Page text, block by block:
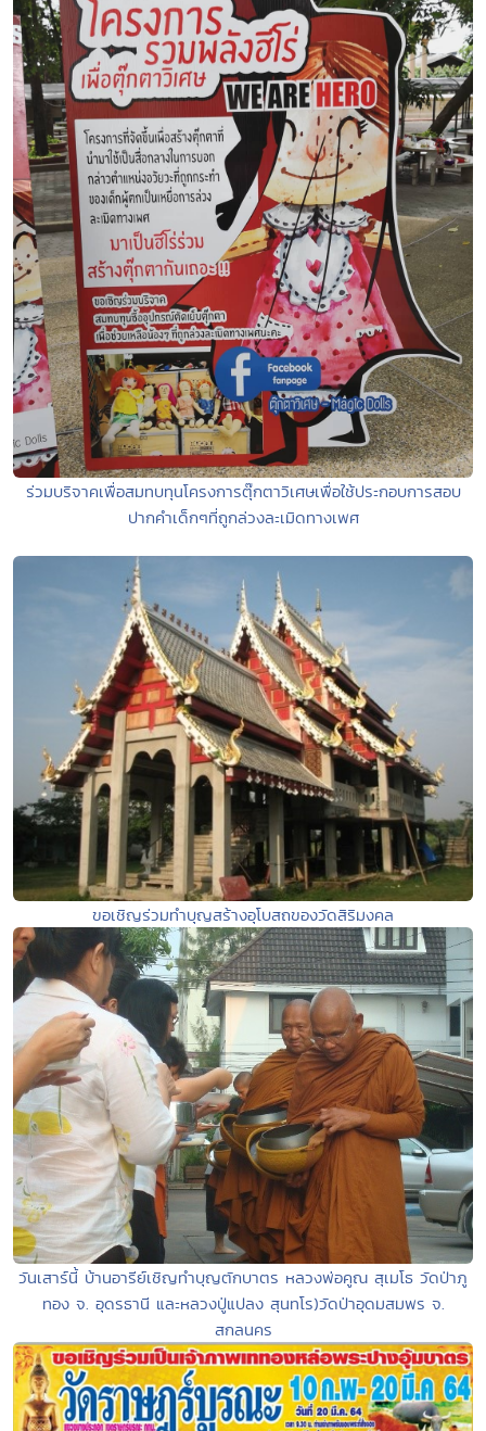
ร่วมบริจาคเพื่อสมทบทุนโครงการตุ๊กตาวิเศษเพื่อใช้ประกอบการสอบ
ปากคำเด็กๆที่ถูกล่วงละเมิดทางเพศ
ขอเชิญร่วมทำบุญสร้างอุโบสถของวัดสิริมงคล
วันเสาร์นี้ บ้านอารีย์เชิญทำบุญตักบาตร หลวงพ่อคูณ สุเมโธ วัดป่าภู
ทอง จ. อุดรธานี และหลวงปู่แปลง สุนทโร)วัดป่าอุดมสมพร จ.
สกลนคร